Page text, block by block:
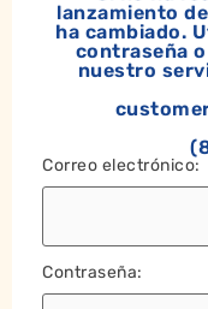
lanzamiento
ha cambiado.
contraseña
nuestro
Correo electrónico:
Contraseña: